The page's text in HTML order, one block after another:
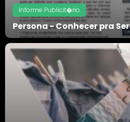
Voltar
Informe Publicit�rio
Persona - Conhecer pra Ser